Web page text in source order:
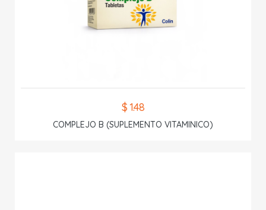
$ 1.48
COMPLEJO B (SUPLEMENTO VITAMINICO)